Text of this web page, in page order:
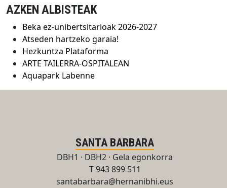
AZKEN ALBISTEAK
Beka ez-unibertsitarioak 2026-2027
Atseden hartzeko garaia!
Hezkuntza Plataforma
ARTE TAILERRA-OSPITALEAN
Aquapark Labenne
SANTA BARBARA
DBH1 · DBH2 · Gela egonkorra
T 943 899 511
santabarbara@hernanibhi.eus